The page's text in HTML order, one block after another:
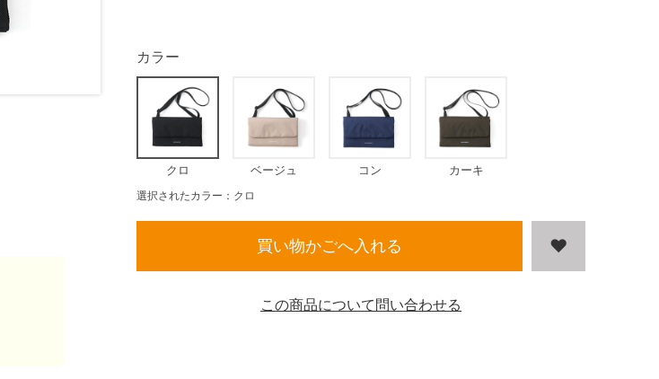
カラー
クロ ベージュ コン カーキ
選択されたカラー：クロ
買い物かごへ入れる
この商品について問い合わせる